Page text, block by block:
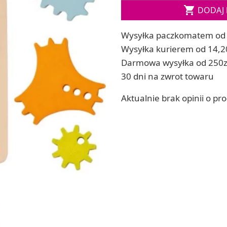
ręcznych
Soda, kwasek, formy do kul do kąpieli
Dodatki: barwniki i zapachy
RZEŹBA, GLINY I ODLEWY
Lepienie i rzeźbienie
Odlewy dekoracyjne
Tworzenie z gliny polimerowej
Modelowanie dla dzieci
 DODAJ
Wysyłka paczkomatem od
Wysyłka kurierem od
Darmowa wysyłka od
30 dni na zwrot towaru
Aktualnie brak opinii o